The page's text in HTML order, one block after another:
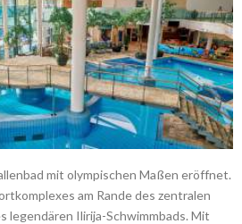
mit olympischen Maßen eröffnet.
am Rande des zentralen
legendären Ilirija-Schwimmbads. Mit